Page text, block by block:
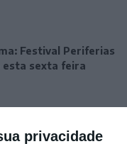
privacidade
Festival Periferias
esta sexta feira